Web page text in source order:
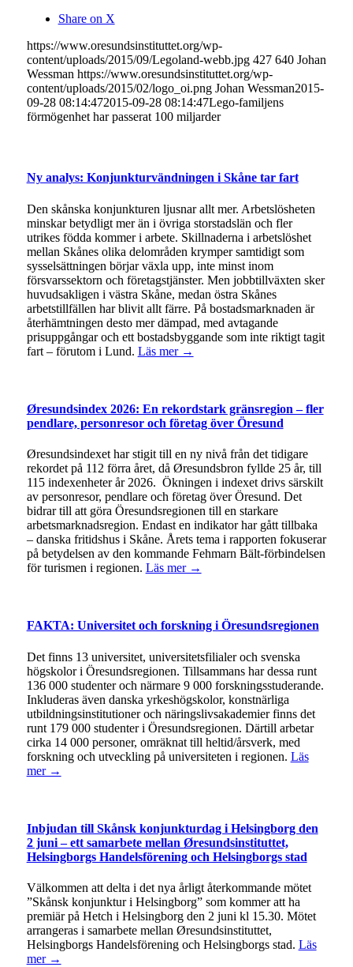
Share on X
https://www.oresundsinstituttet.org/wp-
content/uploads/2015/09/Legoland-webb.jpg 427 640 Johan
Wessman https://www.oresundsinstituttet.org/wp-
content/uploads/2015/02/logo_oi.png Johan Wessman2015-
09-28 08:14:472015-09-28 08:14:47Lego-familjens
förmögenhet har passerat 100 miljarder
Ny analys: Konjunkturvändningen i Skåne tar fart
Den skånska konjunkturen ljusnar allt mer. Arbetslösheten
minskar betydligt mer än i övriga storstadslän och fler
utrikes födda kommer i arbete. Skillnaderna i arbetslöshet
mellan Skånes olika delområden krymper samtidigt som
sysselsättningen börjar växla upp, inte minst inom
försvarssektorn och företagstjänster. Men jobbtillväxten sker
huvudsakligen i västra Skåne, medan östra Skånes
arbetstillfällen har blivit allt färre. På bostadsmarknaden är
återhämtningen desto mer dämpad, med avtagande
prisuppgångar och ett bostadsbyggande som inte riktigt tagit
fart – förutom i Lund. Läs mer →
Øresundsindex 2026: En rekordstark gränsregion – fler
pendlare, personresor och företag över Öresund
Øresundsindexet har stigit till en ny nivå från det tidigare
rekordet på 112 förra året, då Øresundsbron fyllde 25 år, till
115 indexenheter år 2026. Ökningen i indexet drivs särskilt
av personresor, pendlare och företag över Öresund. Det
bidrar till att göra Öresundsregionen till en starkare
arbetsmarknadsregion. Endast en indikator har gått tillbaka
– danska fritidshus i Skåne. Årets tema i rapporten fokuserar
på betydelsen av den kommande Fehmarn Bält-förbindelsen
för turismen i regionen. Läs mer →
FAKTA: Universitet och forskning i Öresundsregionen
Det finns 13 universitet, universitetsfilialer och svenska
högskolor i Öresundsregionen. Tillsammans har dessa runt
136 000 studenter och närmare 9 000 forskningsstuderande.
Inkluderas även danska yrkeshögskolor, konstnärliga
utbildningsinstitutioner och näringslivsakademier finns det
runt 179 000 studenter i Öresundsregionen. Därtill arbetar
cirka 14 000 personer, omräknat till heltid/årsverk, med
forskning och utveckling på universiteten i regionen. Läs
mer →
Inbjudan till Skånsk konjunkturdag i Helsingborg den
2 juni – ett samarbete mellan Øresundsinstituttet,
Helsingborgs Handelsförening och Helsingborgs stad
Välkommen att delta i det nya årligt återkommande mötet
”Skånsk konjunktur i Helsingborg” som kommer att ha
premiär på Hetch i Helsingborg den 2 juni kl 15.30. Mötet
arrangeras i samarbete mellan Øresundsinstituttet,
Helsingborgs Handelsförening och Helsingborgs stad. Läs
mer →